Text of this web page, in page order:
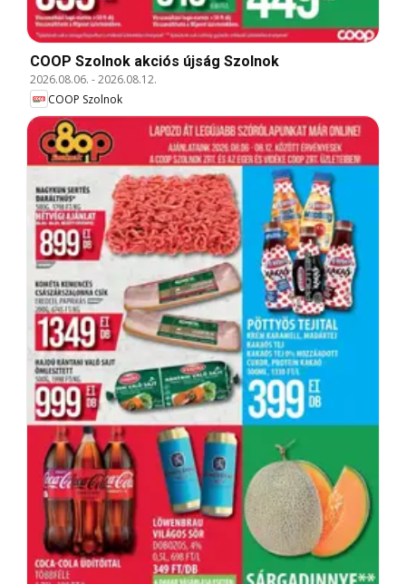
COOP Szolnok akciós újság Szolnok
2026.08.06. -2026.08.12.
COOP Szolnok